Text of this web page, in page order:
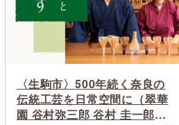
〈生駒市〉500年続く奈良の
伝統工芸を日常空間に（翠華
園 谷村弥三郎 谷村 圭一郎さ